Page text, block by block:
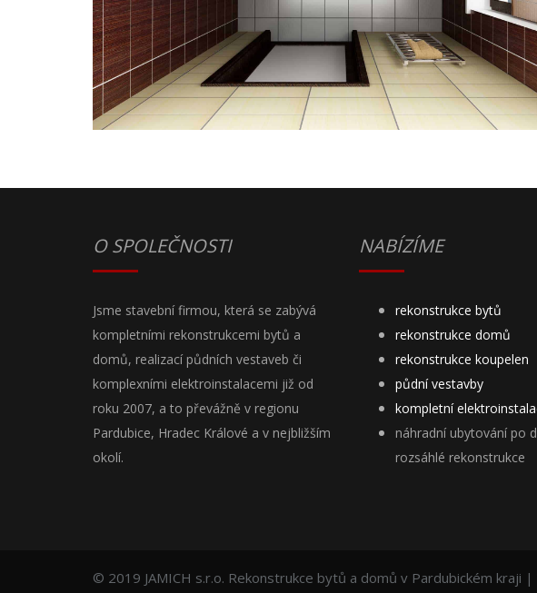
O SPOLEČNOSTI
Jsme stavební firmou, která se zabývá
kompletními rekonstrukcemi bytů a
domů, realizací půdních vestaveb či
komplexními elektroinstalacemi již od
roku 2007, a to převážně v regionu
Pardubice, Hradec Králové a v nejbližším
okolí.
NABÍZÍME
rekonstrukce bytů
rekonstrukce domů
rekonstrukce koupelen
půdní vestavby
kompletní
náhradní ubytování po
rozsáhlé rekonstrukce
© 2019 JAMICH s.r.o. Rekonstrukce bytů a domů v Pardubickém kraji